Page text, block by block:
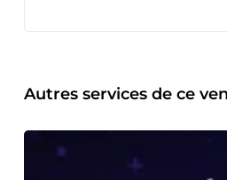
infra cloud (ou VPS)
Autres services de ce